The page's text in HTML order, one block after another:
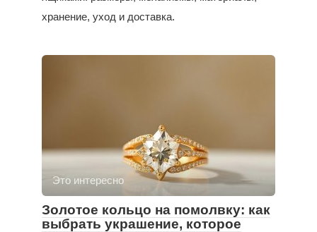
хранение, уход и доставка.
Это интересно
Золотое кольцо на помолвку: как
выбрать украшение, которое